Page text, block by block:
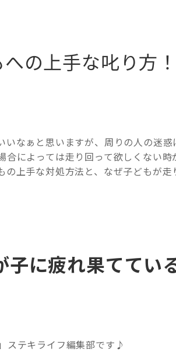
の上手な叱り方
なぁと思いますが、周りの人の迷惑
によっては走り回って欲しくない時
上手な対処方法と、なぜ子どもが走
に疲れ果ててい
ステキライフ編集部です♪